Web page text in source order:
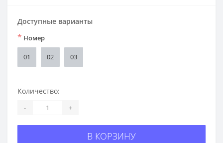
Доступные варианты
* Номер
01 02 03
Количество:
- +
В КОРЗИНУ